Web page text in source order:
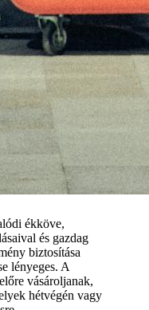
ékköve,
és gazdag
biztosítása
lényeges. A
vásároljanak,
hétvégén vagy